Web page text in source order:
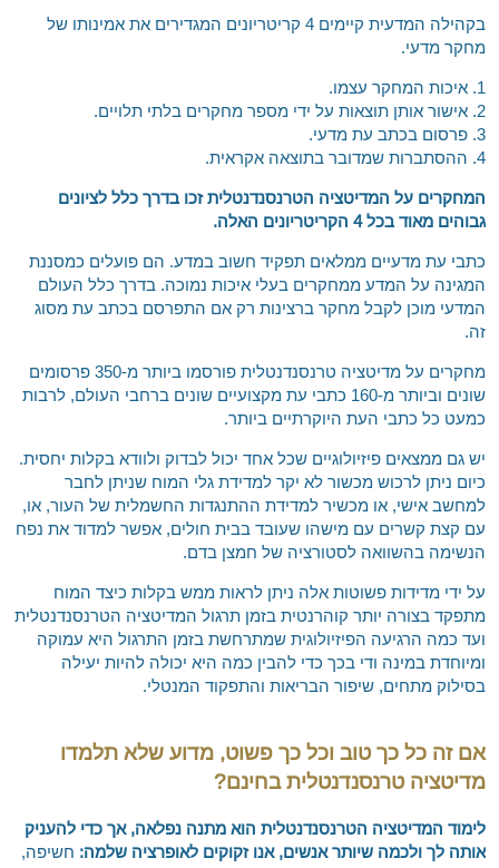
בקהילה המדעית קיימים 4 קריטריונים המגדירים את אמינותו של
מחקר מדעי.
1. איכות המחקר עצמו.
2. אישור אותן תוצאות על ידי מספר מחקרים בלתי תלויים.
3. פרסום בכתב עת מדעי.
4. ההסתברות שמדובר בתוצאה אקראית.
המחקרים על המדיטציה הטרנסנדנטלית זכו בדרך כלל לציונים
גבוהים מאוד בכל 4 הקריטריונים האלה.
כתבי עת מדעיים ממלאים תפקיד חשוב במדע. הם פועלים כמסננת
המגינה על המדע ממחקרים בעלי איכות נמוכה. בדרך כלל העולם
המדעי מוכן לקבל מחקר ברצינות רק אם התפרסם בכתב עת מסוג
זה.
מחקרים על מדיטציה טרנסנדנטלית פורסמו ביותר מ-350 פרסומים
שונים וביותר מ-160 כתבי עת מקצועיים שונים ברחבי העולם, לרבות
כמעט כל כתבי העת היוקרתיים ביותר.
יש גם ממצאים פיזיולוגיים שכל אחד יכול לבדוק ולוודא בקלות יחסית.
כיום ניתן לרכוש מכשור לא יקר למדידת גלי המוח שניתן לחבר
למחשב אישי, או מכשיר למדידת ההתנגדות החשמלית של העור, או,
עם קצת קשרים עם מישהו שעובד בבית חולים, אפשר למדוד את נפח
הנשימה בהשוואה לסטורציה של חמצן בדם.
על ידי מדידות פשוטות אלה ניתן לראות ממש בקלות כיצד המוח
מתפקד בצורה יותר קוהרנטית בזמן תרגול המדיטציה הטרנסנדנטלית
ועד כמה הרגיעה הפיזיולוגית שמתרחשת בזמן התרגול היא עמוקה
ומיוחדת במינה ודי בכך כדי להבין כמה היא יכולה להיות יעילה
בסילוק מתחים, שיפור הבריאות והתפקוד המנטלי.
אם זה כל כך טוב וכל כך פשוט, מדוע שלא תלמדו
מדיטציה טרנסנדנטלית בחינם?
לימוד המדיטציה הטרנסנדנטלית הוא מתנה נפלאה, אך כדי להעניק
אותה לך ולכמה שיותר אנשים, אנו זקוקים לאופרציה שלמה: חשיפה,